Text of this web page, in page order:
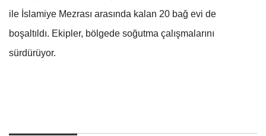
ile İslamiye Mezrası arasında kalan 20 bağ evi de
boşaltıldı. Ekipler, bölgede soğutma çalışmalarını
sürdürüyor.